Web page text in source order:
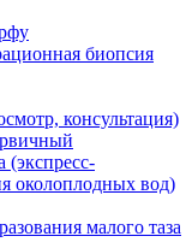
биопсия
консультация)
(экспресс-
околоплодных вод)
малого таза